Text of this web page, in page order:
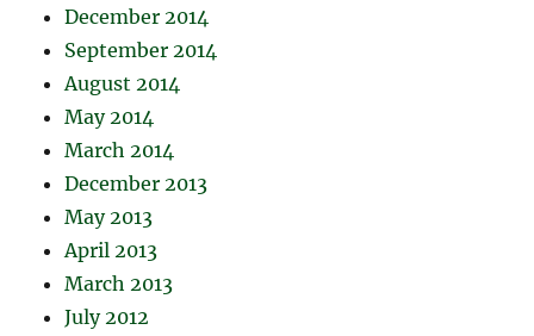
December 2014
September 2014
August 2014
May 2014
March 2014
December 2013
May 2013
April 2013
March 2013
July 2012